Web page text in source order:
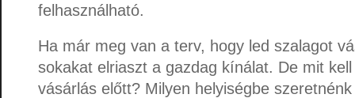
felhasználható.
Ha már meg van a terv, hogy led szalagot
sokakat elriaszt a gazdag kínálat. De mit
vásárlás előtt? Milyen helyiségbe